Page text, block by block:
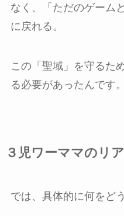
なく、「ただのゲーム
に戻れる。
この「聖域」を守るた
る必要があったんです。
３児ワーママのリ
では、具体的に何をど